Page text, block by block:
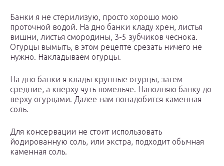
Банки я не стерилизую, просто хорошо мою
проточной водой. На дно банки кладу хрен, листья
вишни, листья смородины, 3-5 зубчиков чеснока.
Огурцы вымыть, в этом рецепте срезать ничего не
нужно. Накладываем огурцы.
На дно банки я клады крупные огурцы, затем
средние, а кверху чуть помельче. Наполняю банку до
верху огурцами. Далее нам понадобится каменная
соль.
Для консервации не стоит использовать
йодированную соль, или экстра, подходит обычная
каменная соль.